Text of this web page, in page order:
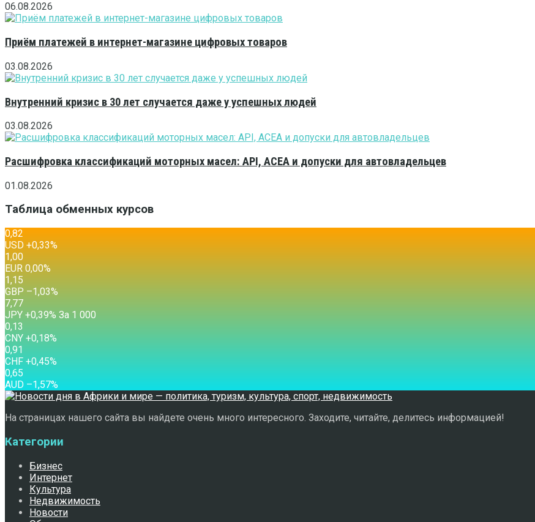
06.08.2026
Приём платежей в интернет-магазине цифровых товаров
03.08.2026
Внутренний кризис в 30 лет случается даже у успешных людей
03.08.2026
Расшифровка классификаций моторных масел: API, ACEA и допуски для автовладельцев
01.08.2026
Таблица обменных курсов
0,82
USD +0,33%
1,00
EUR 0,00%
1,15
GBP –1,03%
7,77
JPY +0,39% За 1 000
0,13
CNY +0,18%
0,91
CHF +0,45%
0,65
AUD –1,57%
На страницах нашего сайта вы найдете очень много интересного. Заходите, читайте, делитесь информацией!
Категории
Бизнес
Интернет
Культура
Недвижимость
Новости